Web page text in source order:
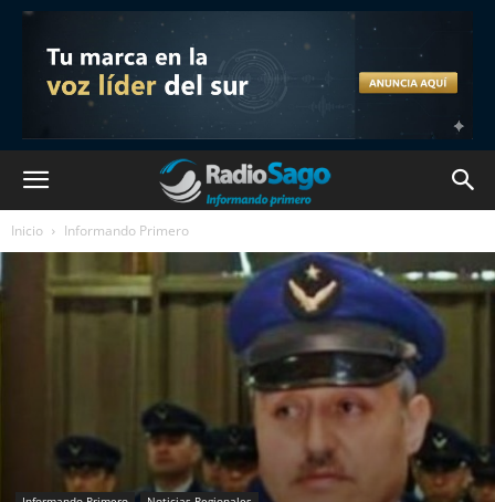
Inicio Informando Primero